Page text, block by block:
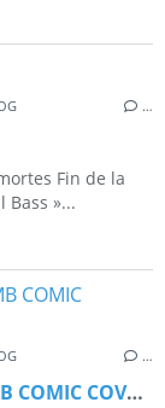
…
Fin de la
»...
…
ROBERT CRUMB THE COMPLETE CRUMB COMIC COVERS